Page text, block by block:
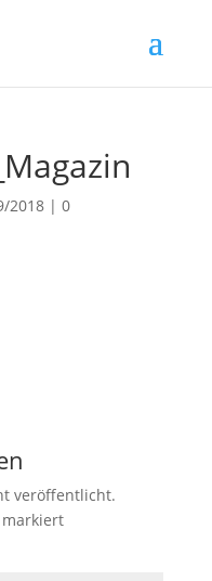
2018| 0
veröffentlicht.
markiert